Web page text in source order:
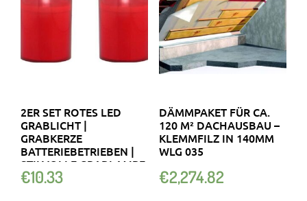
2ER SET ROTES LED
GRABLICHT |
GRABKERZE
BATTERIEBETRIEBEN |
STILVOLLE GRABLAMPE
€10.33
DÄMMPAKET FÜR CA.
120 M² DACHAUSBAU –
KLEMMFILZ IN 140MM
WLG 035
€2,274.82